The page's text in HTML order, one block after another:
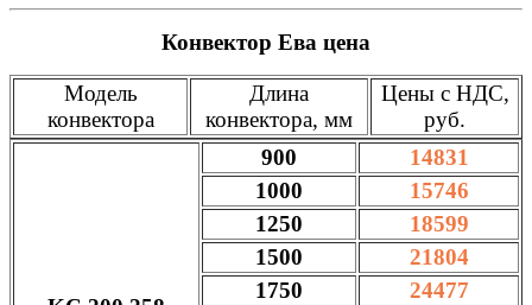
Конвектор Ева цена
Модель
конвектора
Длина
конвектора, мм
Цены с НДС,
руб.
900
14831
1000
15746
1250
18599
1500
21804
1750
24477